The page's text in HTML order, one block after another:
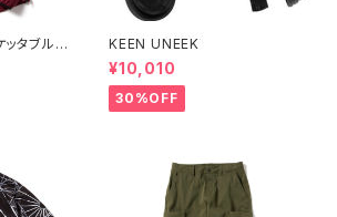
タブルウ
KEEN UNEEK
¥10,010
30%OFF